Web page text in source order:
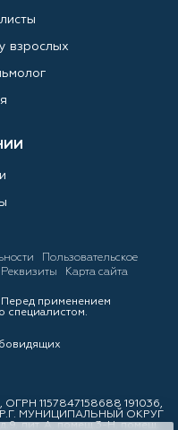
взрослых
Пользовательское
Реквизиты Карта сайта
применением
специалистом.
1157847158688 191036,
МУНИЦИПАЛЬНЫЙ ОКРУГ
лит. А, помещ.3-Н, помещ.